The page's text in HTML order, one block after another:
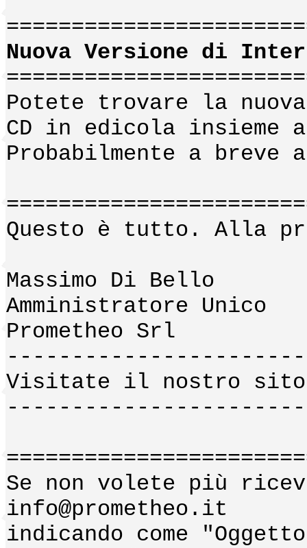
Nuova Versione di
Potete trovare la
CD in edicola insieme
Probabilmente a
Questo è tutto. Alla
Massimo Di Bello
Amministratore Unico
Prometheo Srl
Visitate il nostro sito
Se non volete più
info@prometheo.it
indicando come